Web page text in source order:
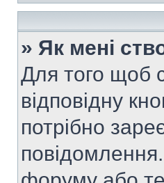
» Як мені
Для того щоб
відповідну
потрібно